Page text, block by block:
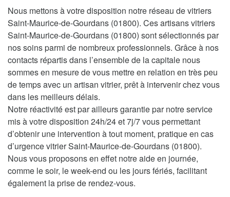
Nous mettons à votre disposition notre réseau de vitriers
Saint-Maurice-de-Gourdans (01800). Ces artisans vitriers
Saint-Maurice-de-Gourdans (01800) sont sélectionnés par
nos soins parmi de nombreux professionnels. Grâce à nos
contacts répartis dans l’ensemble de la capitale nous
sommes en mesure de vous mettre en relation en très peu
de temps avec un artisan vitrier, prêt à intervenir chez vous
dans les meilleurs délais.
Notre réactivité est par ailleurs garantie par notre service
mis à votre disposition 24h/24 et 7j/7 vous permettant
d’obtenir une intervention à tout moment, pratique en cas
d’urgence vitrier Saint-Maurice-de-Gourdans (01800).
Nous vous proposons en effet notre aide en journée,
comme le soir, le week-end ou les jours fériés, facilitant
également la prise de rendez-vous.